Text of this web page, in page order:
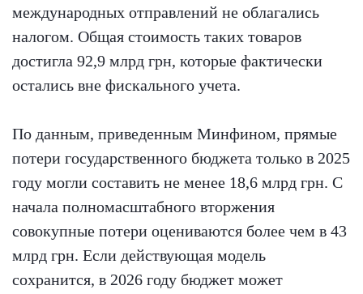
международных отправлений не облагались
налогом. Общая стоимость таких товаров
достигла 92,9 млрд грн, которые фактически
остались вне фискального учета.
По данным, приведенным Минфином, прямые
потери государственного бюджета только в 2025
году могли составить не менее 18,6 млрд грн. С
начала полномасштабного вторжения
совокупные потери оцениваются более чем в 43
млрд грн. Если действующая модель
сохранится, в 2026 году бюджет может